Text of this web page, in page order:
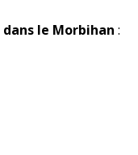
le Morbihan :